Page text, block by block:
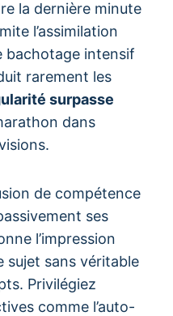
la dernière minute
l’assimilation
bachotage intensif
rarement les
surpasse
dans
de compétence
ses
l’impression
sujet sans véritable
Privilégiez
comme l’auto-